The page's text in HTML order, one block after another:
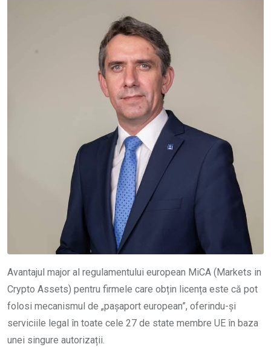
Avantajul major al regulamentului european MiCA (Markets in
Crypto Assets) pentru firmele care obțin licența este că pot
folosi mecanismul de „pașaport european”, oferindu-și
serviciile legal în toate cele 27 de state membre UE în baza
unei singure autorizații.